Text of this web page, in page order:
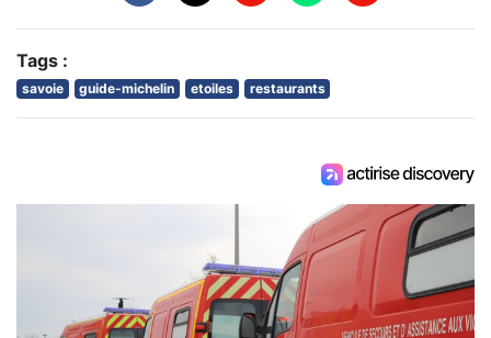
Tags :
savoie guide-michelin etoiles restaurants